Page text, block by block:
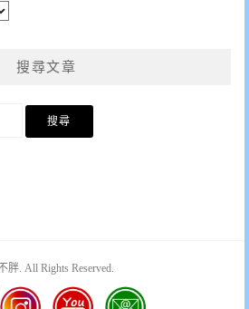
搜尋文章
. All Rights Reserved.